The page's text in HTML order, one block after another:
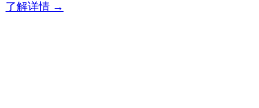
了解详情 →